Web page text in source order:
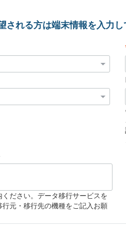
される方は端末情報を入力
ださい。データ移行サービスを
元・移行先の機種をご記入お願